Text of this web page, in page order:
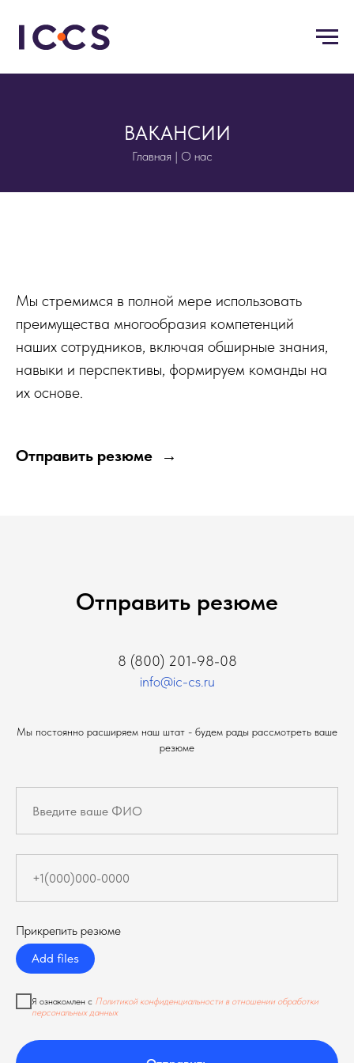
ВАКАНСИИ
Главная | О нас
Мы стремимся в полной мере использовать
преимущества многообразия компетенций
наших сотрудников, включая обширные знания,
навыки и перспективы, формируем команды на
их основе.
Отправить резюме
Отправить резюме
8 (800) 201-98-08
info@ic-cs.ru
Мы постоянно расширяем наш штат - будем рады рассмотреть ваше
резюме
Прикрепить резюме
Add files
Я ознакомлен с Политикой конфиденциальности в отношении обработки
персональных данных